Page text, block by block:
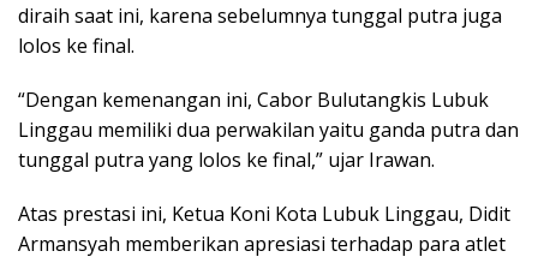
diraih saat ini, karena sebelumnya tunggal putra juga
lolos ke final.
“Dengan kemenangan ini, Cabor Bulutangkis Lubuk
Linggau memiliki dua perwakilan yaitu ganda putra dan
tunggal putra yang lolos ke final,” ujar Irawan.
‎Atas prestasi ini, Ketua Koni Kota Lubuk Linggau, Didit
Armansyah memberikan apresiasi terhadap para atlet